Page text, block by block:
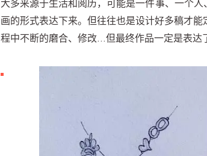
大多来源于生活和阅历，可能是一件事、一个
画的形式表达下来。但往往也是设计好多稿才
程中不断的磨合、修改…但最终作品一定是表达